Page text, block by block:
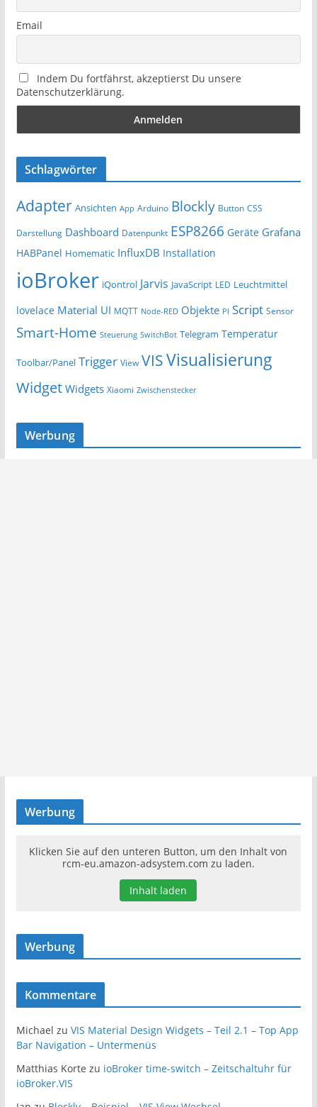
Email
Indem Du fortfährst, akzeptierst Du unsere
Datenschutzerklärung.
Schlagwörter
Adapter Ansichten App Arduino Blockly Button CSS
Darstellung Dashboard Datenpunkt ESP8266 Geräte Grafana
HABPanel Homematic InfluxDB Installation
ioBroker iQontrol Jarvis JavaScript LED Leuchtmittel
lovelace Material UI MQTT Node-RED Objekte PI Script Sensor
Smart-Home Steuerung SwitchBot Telegram Temperatur
Toolbar/Panel Trigger View VISVisualisierung
Widget Widgets Xiaomi Zwischenstecker
Werbung
Werbung
Klicken Sie auf den unteren Button, um den Inhalt von
rcm-eu.amazon-adsystem.com zu laden.
Inhalt laden
Werbung
Kommentare
Michael zu VIS Material Design Widgets – Teil 2.1 – Top App
Bar Navigation – Untermenüs
Matthias Korte zu ioBroker time-switch – Zeitschaltuhr für
ioBroker.VIS